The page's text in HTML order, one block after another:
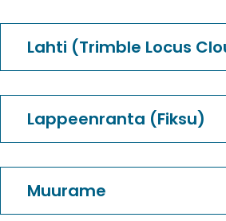
Lahti (Trimble Locus
Lappeenranta (Fiksu)
Muurame